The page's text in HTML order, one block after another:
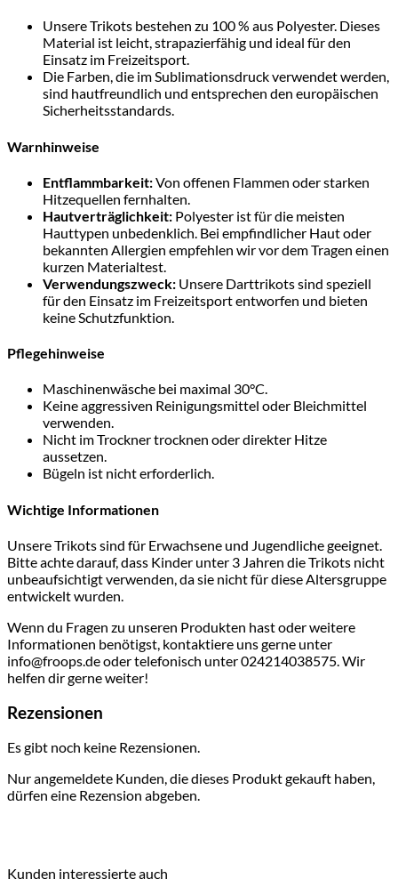
Unsere Trikots bestehen zu 100 % aus Polyester. Dieses
Material ist leicht, strapazierfähig und ideal für den
Einsatz im Freizeitsport.
Die Farben, die im Sublimationsdruck verwendet werden,
sind hautfreundlich und entsprechen den europäischen
Sicherheitsstandards.
Warnhinweise
Entflammbarkeit:Von offenen Flammen oder starken
Hitzequellen fernhalten.
Hautverträglichkeit: Polyester ist für die meisten
Hauttypen unbedenklich. Bei empfindlicher Haut oder
bekannten Allergien empfehlen wir vor dem Tragen einen
kurzen Materialtest.
Verwendungszweck: Unsere Darttrikots sind speziell
für den Einsatz im Freizeitsport entworfen und bieten
keine Schutzfunktion.
Pflegehinweise
Maschinenwäsche bei maximal 30°C.
Keine aggressiven Reinigungsmittel oder Bleichmittel
verwenden.
Nicht im Trockner trocknen oder direkter Hitze
aussetzen.
Bügeln ist nicht erforderlich.
Wichtige Informationen
Unsere Trikots sind für Erwachsene und Jugendliche geeignet.
Bitte achte darauf, dass Kinder unter 3 Jahren die Trikots nicht
unbeaufsichtigt verwenden, da sie nicht für diese Altersgruppe
entwickelt wurden.
Wenn du Fragen zu unseren Produkten hast oder weitere
Informationen benötigst, kontaktiere uns gerne unter
info@froops.de oder telefonisch unter 024214038575. Wir
helfen dir gerne weiter!
Rezensionen
Es gibt noch keine Rezensionen.
Nur angemeldete Kunden, die dieses Produkt gekauft haben,
dürfen eine Rezension abgeben.
Kunden interessierte auch